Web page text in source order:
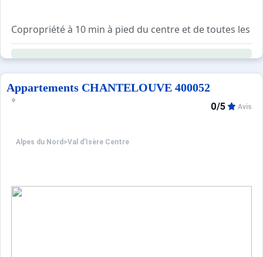
Copropriété à 10 min à pied du centre et de toutes les
Résidence avec ascenseur.
Casiers à ski et local poubelle au rez-de-chaussée du
Navette gratuite à quelques pas de la résidence en
Appartements CHANTELOUVE 400052
Alpes du Nord >Val d’Isère Centre
0/5 Avis